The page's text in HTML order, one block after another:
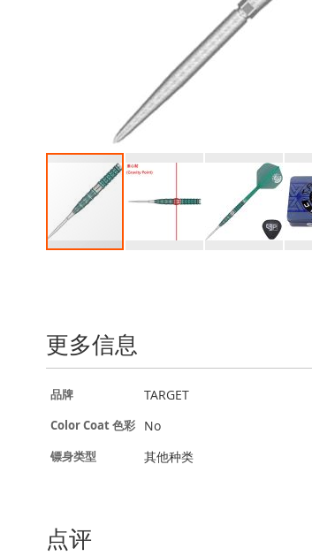
库
的
头
更多信息
更
信
品牌 TARGET
Color Coat 色彩 No
镖身类型 其他种类
点评